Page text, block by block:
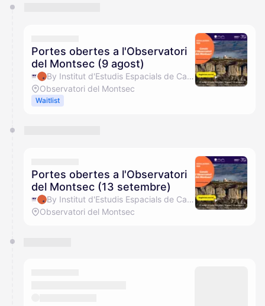
They will show up on the schedule once approved
Portes obertes a l'Observatori
del Montsec (9 agost)
By Institut d'Estudis Espacials de Catalunya (IEEC) & Observatori del Montsec (OdM)
Observatori del Montsec
Waitlist
Portes obertes a l'Observatori
del Montsec (13 setembre)
By Institut d'Estudis Espacials de Catalunya (IEEC) & Observatori del Montsec (OdM)
Observatori del Montsec